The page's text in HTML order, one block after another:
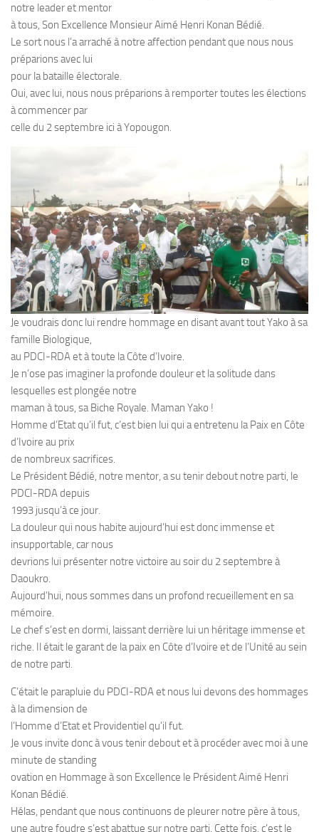
notre leader et mentor
à tous, Son Excellence Monsieur Aimé Henri Konan Bédié.
Le sort nous l’a arraché à notre affection pendant que nous nous
préparions avec lui
pour la bataille électorale.
Oui, avec lui, nous nous préparions à remporter toutes les élections
à commencer par
celle du 2 septembre ici à Yopougon.
Je voudrais donc lui rendre hommage en disant avant tout Yako à sa
famille Biologique,
au PDCI-RDA et à toute la Côte d’Ivoire.
Je n’ose pas imaginer la profonde douleur et la solitude dans
lesquelles est plongée notre
maman à tous, sa Biche Royale. Maman Yako !
Homme d’Etat qu’il fut, c’est bien lui qui a entretenu la Paix en Côte
d’Ivoire au prix
de nombreux sacrifices.
Le Président Bédié, notre mentor, a su tenir debout notre parti, le
PDCI-RDA depuis
1993 jusqu’à ce jour.
La douleur qui nous habite aujourd’hui est donc immense et
insupportable, car nous
devrions lui présenter notre victoire au soir du 2 septembre à
Daoukro.
Aujourd’hui, nous sommes dans un profond recueillement en sa
mémoire.
Le chef s’est en dormi, laissant derrière lui un héritage immense et
riche. Il était le garant de la paix en Côte d’Ivoire et de l’Unité au sein
de notre parti.
C’était le parapluie du PDCI-RDA et nous lui devons des hommages
à la dimension de
l’Homme d’Etat et Providentiel qu’il fut.
Je vous invite donc à vous tenir debout et à procéder avec moi à une
minute de standing
ovation en Hommage à son Excellence le Président Aimé Henri
Konan Bédié.
Hélas, pendant que nous continuons de pleurer notre père à tous,
une autre foudre s’est abattue sur notre parti. Cette fois, c’est le